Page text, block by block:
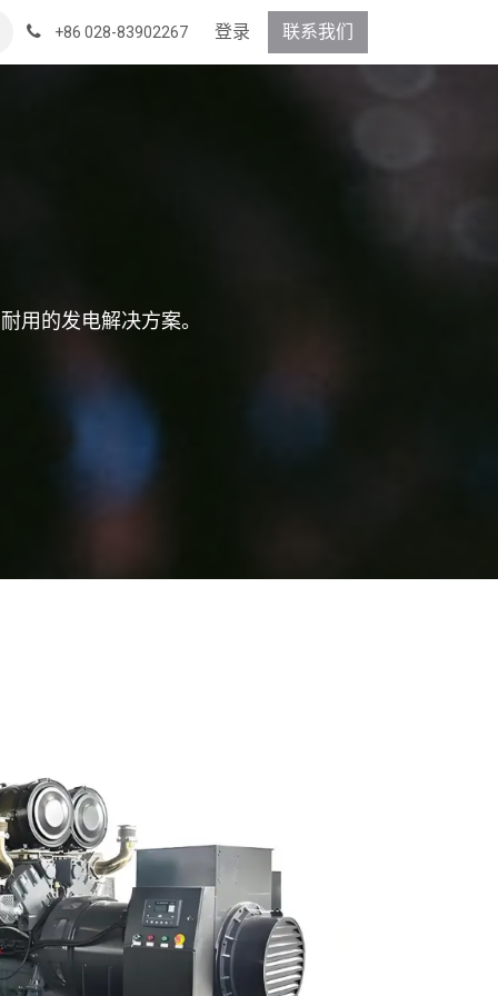
+86 028-83902267 登录 联系我们
用的发电解决方案。